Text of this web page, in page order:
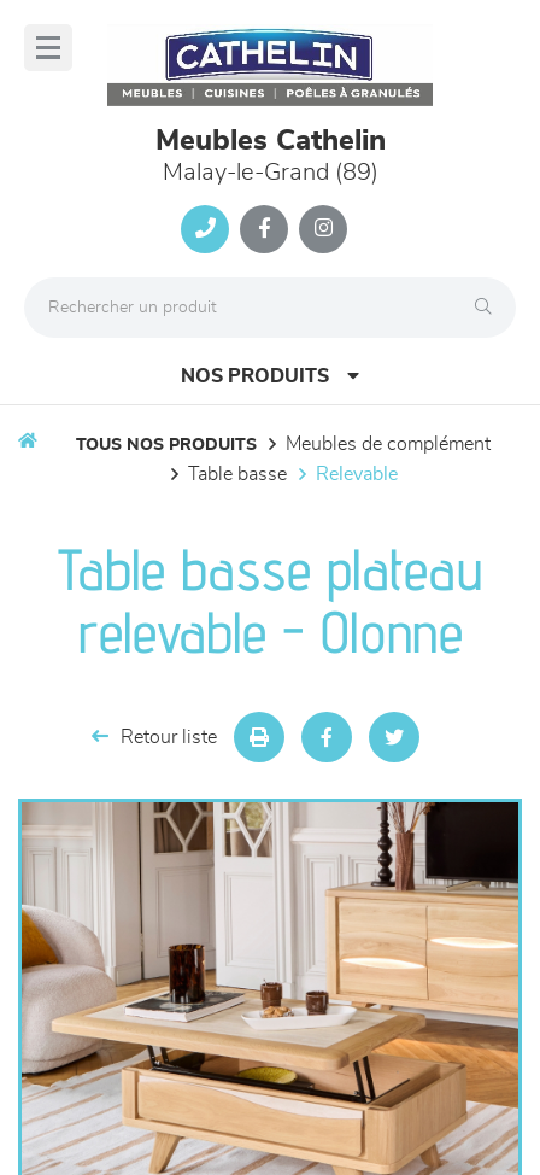
Meubles Cathelin
Malay-le-Grand (89)
NOS PRODUITS
séjours
meubles de complément
décoration
TOUS NOS PRODUITS
meubles de complément
table basse
relevable
Table basse plateau
relevable - Olonne
Retour liste